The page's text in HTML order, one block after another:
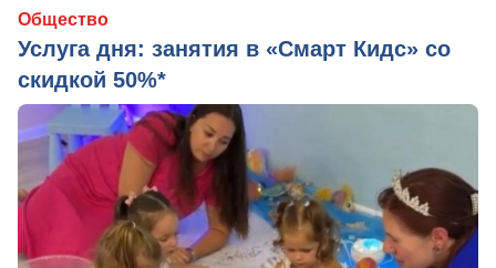
Общество
Услуга дня: занятия в «Смарт Кидс» со
скидкой 50%*